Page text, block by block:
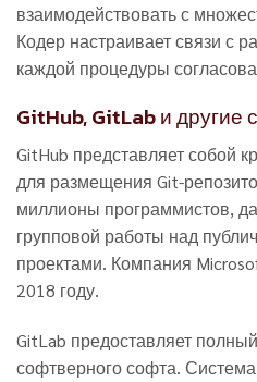
взаимодействовать с
Кодер настраивает связи с
каждой процедуры
GitHub, GitLab и другие
GitHub представляет собой
для размещения Git-
миллионы программистов,
групповой работы над
проектами. Компания
2018 году.
GitLab предоставляет
софтверного софта.